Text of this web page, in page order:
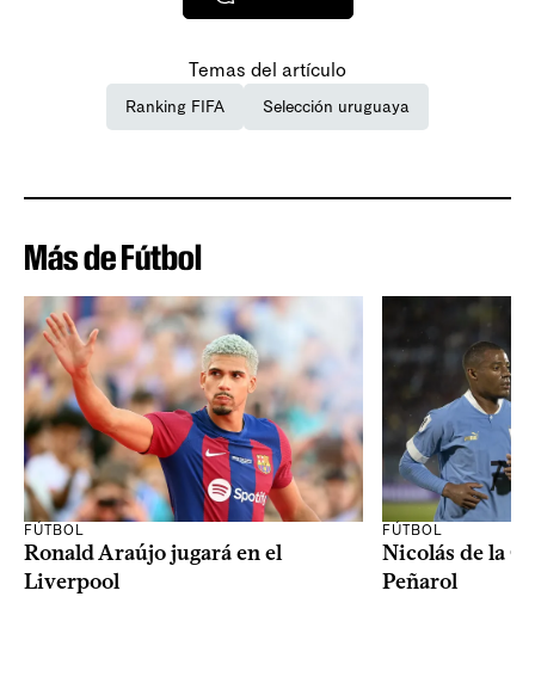
Temas del artículo
Ranking FIFA Selección uruguaya
Más de Fútbol
FÚTBOL
Ronald Araújo jugará en el
Liverpool
FÚTBOL
Nicolás de la
Peñarol